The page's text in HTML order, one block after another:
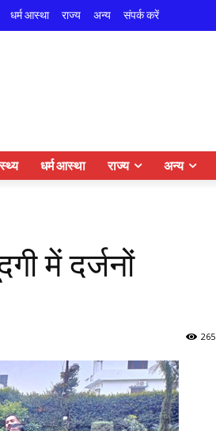
धर्म आस्था राज्य अन्य संपर्क करें
धर्म आस्था राज्य अन्य
में दर्जनों
265